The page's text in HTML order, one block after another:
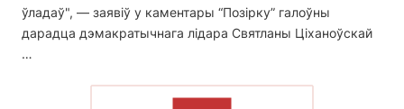
ўладаў", — заявіў у каментары “Позірку” галоўны
дарадца дэмакратычнага лідара Святланы Ціханоўскай
…